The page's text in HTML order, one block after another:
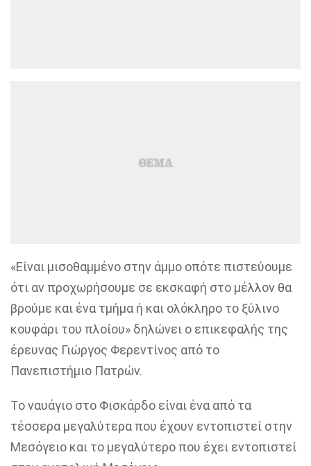
«Είναι μισοθαμμένο στην άμμο οπότε πιστεύουμε
ότι αν προχωρήσουμε σε εκσκαφή στο μέλλον θα
βρούμε και ένα τμήμα ή και ολόκληρο το ξύλινο
κουφάρι του πλοίου» δηλώνει ο επικεφαλής της
έρευνας Γιώργος Φερεντίνος από το
Πανεπιστήμιο Πατρών.
Το ναυάγιο στο Φισκάρδο είναι ένα από τα
τέσσερα μεγαλύτερα που έχουν εντοπιστεί στην
Μεσόγειο και το μεγαλύτερο που έχει εντοπιστεί